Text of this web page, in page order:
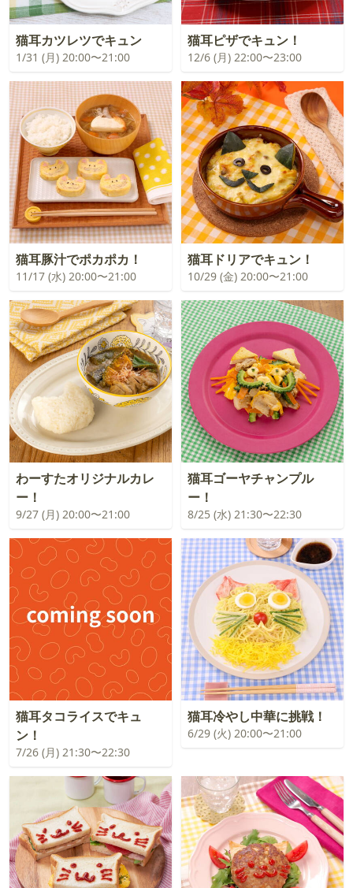
猫耳カツレツでキュン
1/31 (月) 20:00〜21:00
猫耳ピザでキュン！
12/6 (月) 22:00〜23:00
猫耳豚汁でポカポカ！
11/17 (水) 20:00〜21:00
猫耳ドリアでキュン！
10/29 (金) 20:00〜21:00
わーすたオリジナルカレ
ー！
9/27 (月) 20:00〜21:00
猫耳ゴーヤチャンプル
ー！
8/25 (水) 21:30〜22:30
猫耳タコライスでキュ
ン！
7/26 (月) 21:30〜22:30
猫耳冷やし中華に挑戦！
6/29 (火) 20:00〜21:00